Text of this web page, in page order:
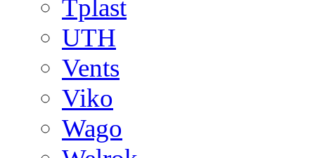
Tplast
UTH
Vents
Viko
Wago